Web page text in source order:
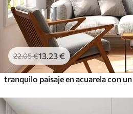
22.05€13 .23€